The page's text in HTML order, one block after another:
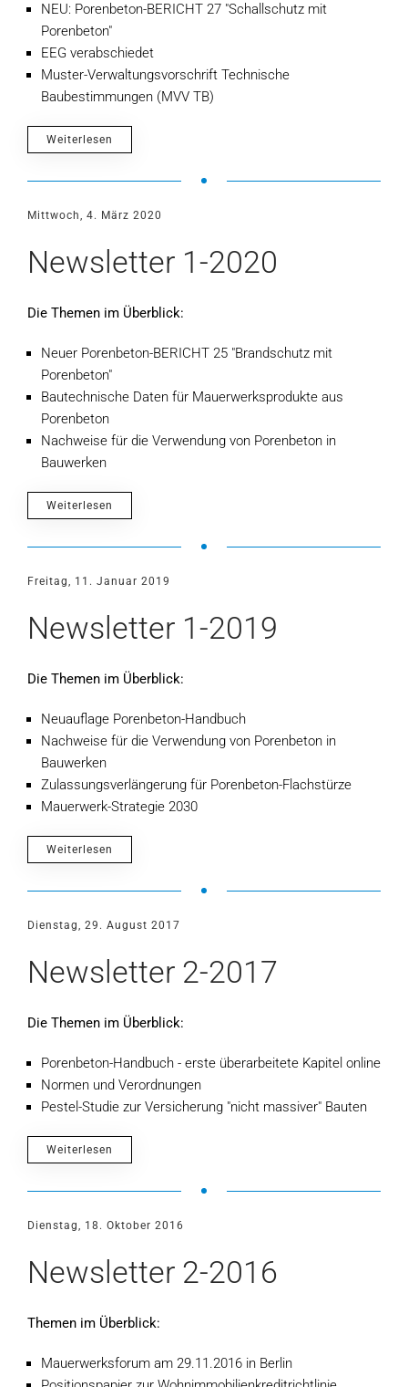
NEU: Porenbeton-BERICHT 27 "Schallschutz mit
Porenbeton"
EEG verabschiedet
Muster-Verwaltungsvorschrift Technische
Baubestimmungen (MVV TB)
Weiterlesen
Mittwoch, 4. März 2020
Newsletter 1-2020
Die Themen im Überblick:
Neuer Porenbeton-BERICHT 25 "Brandschutz mit
Porenbeton"
Bautechnische Daten für Mauerwerksprodukte aus
Porenbeton
Nachweise für die Verwendung von Porenbeton in
Bauwerken
Weiterlesen
Freitag, 11. Januar 2019
Newsletter 1-2019
Die Themen im Überblick:
Neuauflage Porenbeton-Handbuch
Nachweise für die Verwendung von Porenbeton in
Bauwerken
Zulassungsverlängerung für Porenbeton-Flachstürze
Mauerwerk-Strategie 2030
Weiterlesen
Dienstag, 29. August 2017
Newsletter 2-2017
Die Themen im Überblick:
Porenbeton-Handbuch - erste überarbeitete Kapitel online
Normen und Verordnungen
Pestel-Studie zur Versicherung "nicht massiver" Bauten
Weiterlesen
Dienstag, 18. Oktober 2016
Newsletter 2-2016
Themen im Überblick:
Mauerwerksforum am 29.11.2016 in Berlin